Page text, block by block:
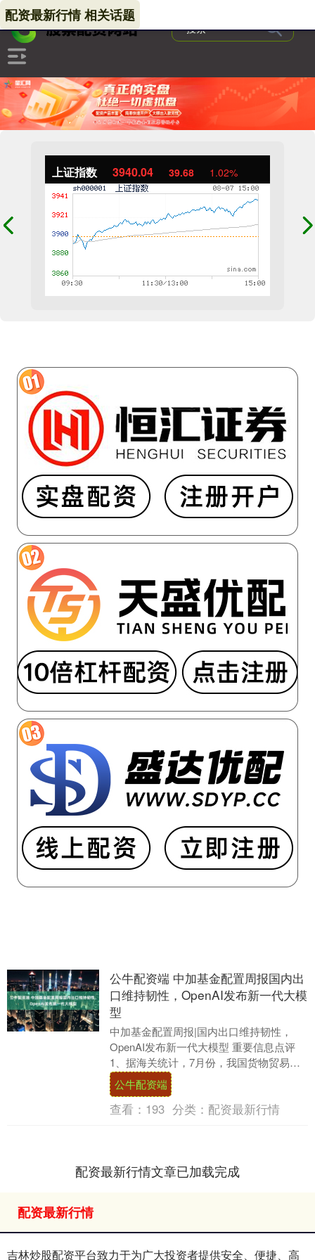
上证指数 3940.04 39.68 1.02%
配资最新行情 相关话题
公牛配资端 中加基金配置周报国内出
口维持韧性，OpenAI发布新一代大模
型
中加基金配置周报|国内出口维持韧性，
OpenAI发布新一代大模型 重要信息点评
1、据海关统计，7月份，我国货物贸易进
出口总值3.91万亿元，同比增长6.7%，....
公牛配资端
查看： 193 分类： 配资最新行情
配资最新行情文章已加载完成
配资最新行情
吉林炒股配资平台致力于为广大投资者提供安全、便捷、高